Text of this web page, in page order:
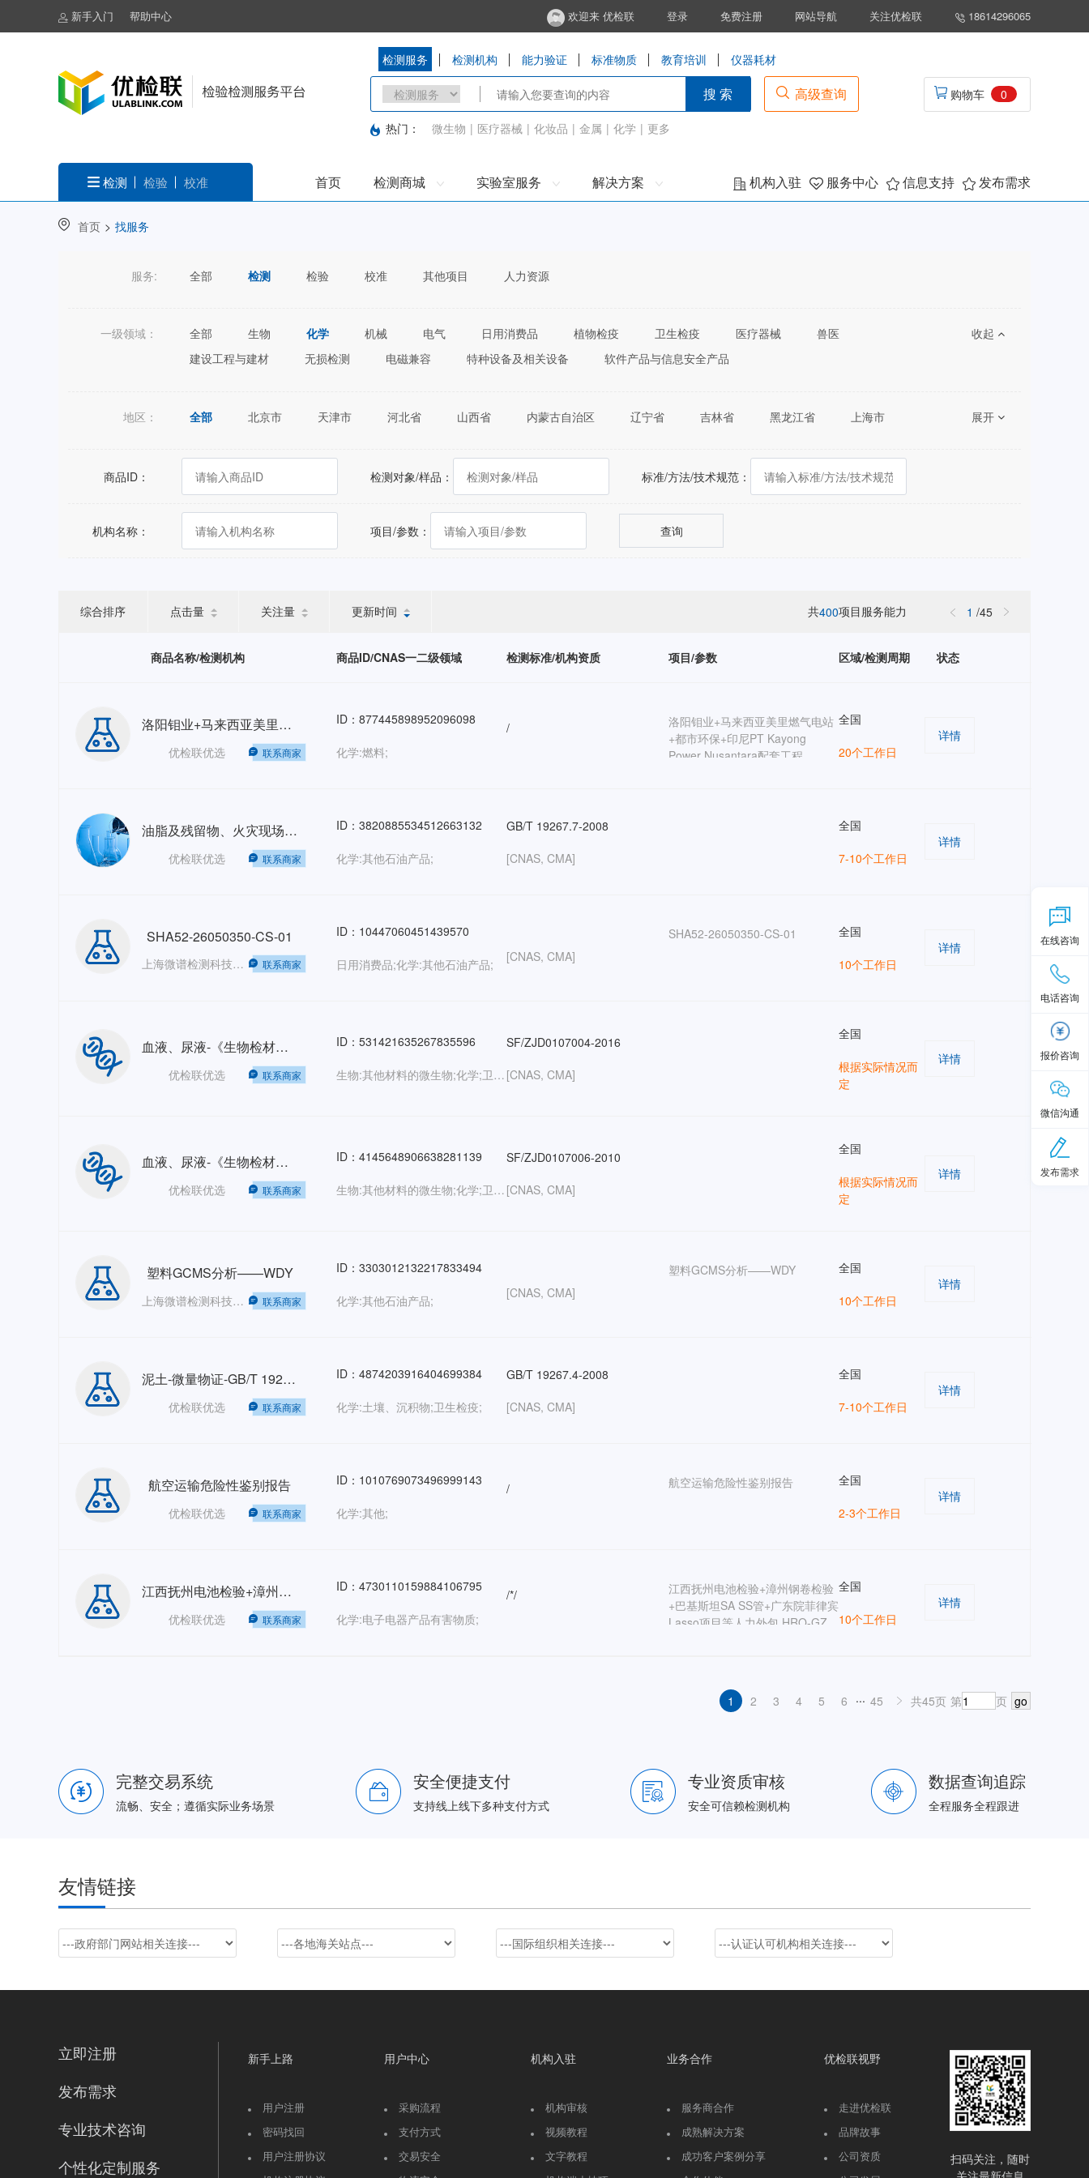
新手入门 帮助中心 欢迎来 优检联 登录 免费注册 网站导航 关注优检联 18614296065
检测服务 检测机构 能力验证 标准物质 教育培训 仪器耗材
搜 索 高级查询
热门： 微生物 | 医疗器械 | 化妆品 | 金属 | 化学 | 更多
购物车 0
检测 检验 校准 首页 检测商城 实验室服务 解决方案 机构入驻 服务中心 信息支持 发布需求
首页 > 找服务
服务: 全部 检测 检验 校准 其他项目 人力资源
一级领域： 全部 生物 化学 机械 电气 日用消费品 植物检疫 卫生检疫 医疗器械
兽医
建设工程与建材
无损检测 电磁兼容 特种设备及相关设备 软件产品与信息安全产品
收起
地区： 全部 北京市 天津市 河北省 山西省 内蒙古自治区 辽宁省 吉林省 黑龙江省
上海市
宁夏回族自治区
新疆维吾尔自治区 台湾省 香港特别行政区
展开
商品ID： 检测对象/样品： 标准/方法/技术规范：
机构名称： 项目/参数： 查询
综合排序 点击量 关注量 更新时间 共400项目服务能力 1 /45
商品名称/检测机构 商品ID/CNAS一二级领域 检测标准/机构资质 项目/参数 区域/检测周期 状态
洛阳钼业+马来西亚美里燃气电站+都市环保+印尼PT Kayong Power Nusantara配套工程人力外包202606GZ HRO
优检联优选 联系商家
ID：877445898952096098
化学:燃料;
/
洛阳钼业+马来西亚美里燃气电站
+都市环保+印尼PT Kayong
Power Nusantara配套工程
全国
20个工作日
详情
油脂及残留物、火灾现场助燃剂、残留物-微量物证-GB/T 19267.7-2008
优检联优选 联系商家
ID：3820885534512663132
化学:其他石油产品;
GB/T 19267.7-2008
[CNAS, CMA]
全国
7-10个工作日
详情
SHA52-26050350-CS-01
上海微谱检测科技集团股份有限公司——销售部 联系商家
ID：10447060451439570
日用消费品;化学:其他石油产品; [CNAS, CMA]
SHA52-26050350-CS-01 全国
10个工作日
详情
血液、尿液-《生物检材中苯丙胺类兴奋剂、哌替啶和氯胺酮的测定》-SF/Z JD0107004-2016
优检联优选 联系商家
ID：531421635267835596
生物:其他材料的微生物;化学;卫生检疫:血液学;
SF/ZJD0107004-2016
[CNAS, CMA]
全国
根据实际情况而
定
详情
血液、尿液-《生物检材中单乙酰吗啡、吗啡、可待因的测定》-SF/ZJD0107006-2010
优检联优选 联系商家
ID：4145648906638281139
生物:其他材料的微生物;化学;卫生检疫:血液学;
SF/ZJD0107006-2010
[CNAS, CMA]
全国
根据实际情况而
定
详情
塑料GCMS分析——WDY
上海微谱检测科技集团股份有限公司——销售部 联系商家
ID：3303012132217833494
化学:其他石油产品; [CNAS, CMA]
塑料GCMS分析——WDY 全国
10个工作日
详情
泥土-微量物证-GB/T 19267.4-2008
优检联优选 联系商家
ID：4874203916404699384
化学:土壤、沉积物;卫生检疫;
GB/T 19267.4-2008
[CNAS, CMA]
全国
7-10个工作日
详情
航空运输危险性鉴别报告
优检联优选 联系商家
ID：1010769073496999143
化学:其他;
/ 航空运输危险性鉴别报告 全国
2-3个工作日
详情
江西抚州电池检验+漳州钢卷检验+巴基斯坦SA SS管+广东院菲律宾Lasso项目等人力外包 HRO-GZ202605
优检联优选 联系商家
ID：4730110159884106795
化学:电子电器产品有害物质;
/*/
江西抚州电池检验+漳州钢卷检验
+巴基斯坦SA SS管+广东院菲律宾
Lasso项目等人力外包 HRO-GZ
全国
10个工作日
详情
1 2 3 4 5 6 ... 45 共45页 第 页 go
完整交易系统
流畅、安全；遵循实际业务场景
安全便捷支付
支持线上线下多种支付方式
专业资质审核
安全可信赖检测机构
数据查询追踪
全程服务全程跟进
友情链接
立即注册
发布需求
专业技术咨询
个性化定制服务
新手上路
用户注册
密码找回
用户注册协议
用户中心
采购流程
支付方式
交易安全
机构入驻
机构审核
视频教程
文字教程
业务合作
服务商合作
成熟解决方案
成功客户案例分享
优检联视野
走进优检联
品牌故事
公司资质
扫码关注，随时
在线咨询
电话咨询
报价咨询
微信沟通
发布需求